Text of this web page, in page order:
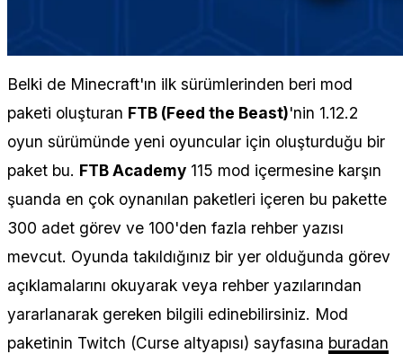
Belki de Minecraft'ın ilk sürümlerinden beri mod
paketi oluşturan FTB (Feed the Beast)'nin 1.12.2
oyun sürümünde yeni oyuncular için oluşturduğu bir
paket bu. FTB Academy 115 mod içermesine karşın
şuanda en çok oynanılan paketleri içeren bu pakette
300 adet görev ve 100'den fazla rehber yazısı
mevcut. Oyunda takıldığınız bir yer olduğunda görev
açıklamalarını okuyarak veya rehber yazılarından
yararlanarak gereken bilgili edinebilirsiniz. Mod
paketinin Twitch (Curse altyapısı) sayfasına buradan